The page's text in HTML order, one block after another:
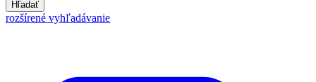
Hľadať
rozšírené vyhľadávanie